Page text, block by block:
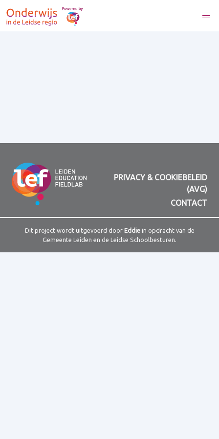
PRIVACY & COOKIEBELEID
(AVG)
CONTACT
Dit project wordt uitgevoerd door Eddiein opdracht van de
Gemeente Leiden en de Leidse Schoolbesturen.